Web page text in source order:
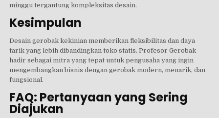
minggu tergantung kompleksitas desain.
Kesimpulan
Desain gerobak kekinian memberikan fleksibilitas dan daya
tarik yang lebih dibandingkan toko statis. Profesor Gerobak
hadir sebagai mitra yang tepat untuk pengusaha yang ingin
mengembangkan bisnis dengan gerobak modern, menarik, dan
fungsional.
FAQ: Pertanyaan yang Sering
Diajukan